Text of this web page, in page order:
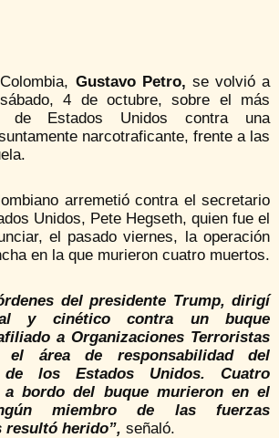
Gustavo Petro, se volvió a
4 de octubre, sobre el más
de Estados Unidos contra una
narcotraficante, frente a las
arremetió contra el secretario
Unidos, Pete Hegseth, quien fue el
el pasado viernes, la operación
en la que murieron cuatro muertos.
del presidente Trump, dirigí
y cinético contra un buque
a Organizaciones Terroristas
el área de responsabilidad del
de los Estados Unidos. Cuatro
a bordo del buque murieron en el
miembro de las fuerzas
resultó herido”, señaló.